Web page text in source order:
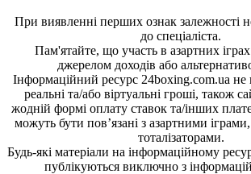
При виявленні перших ознак залежності
до спеціаліста.
Пам'ятайте, що участь в азартних
джерелом доходів або
Інформаційний ресурс 24boxing.com.ua не
реальні та/або віртуальні гроші, також
жодній формі оплату ставок та/інших
можуть бути пов’язані з азартними
тоталізаторами.
Будь-які матеріали на інформаційному
публікуються виключно з